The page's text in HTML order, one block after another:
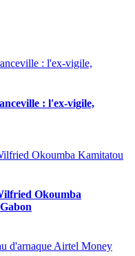
: l'ex-vigile,
Okoumba